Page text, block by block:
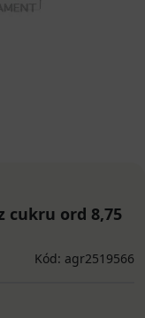
cukru ord 8,75
Kód: agr2519566